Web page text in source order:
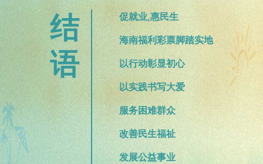
结
语
促就业,惠民生
海南福利彩票脚踏实地
以行动彰显初心
以实践书写大爱
服务困难群众
改善民生福祉
发展公益事业